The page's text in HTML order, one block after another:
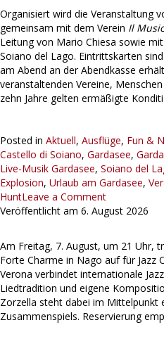
Organisiert wird die Veranstaltung
gemeinsam mit dem Verein Il
Leitung von Mario Chiesa sowie
Soiano del Lago. Eintrittskarten
am Abend an der Abendkasse
veranstaltenden Vereine,
zehn Jahre gelten ermäßigte
Posted in Aktuell, Ausflüge, Fun &
Castello di Soiano, Gardasee,
Live-Musik Gardasee, Soiano del
Explosion, Urlaub am Gardasee,
HuntLeave a Comment
Veröffentlicht am 6. August 2026
Am Freitag, 7. August, um 21 Uhr,
Forte Charme in Nago auf für Jazz
Verona verbindet internationale
Liedtradition und eigene
Zorzella steht dabei im Mittelpunkt
Zusammenspiels. Reservierung